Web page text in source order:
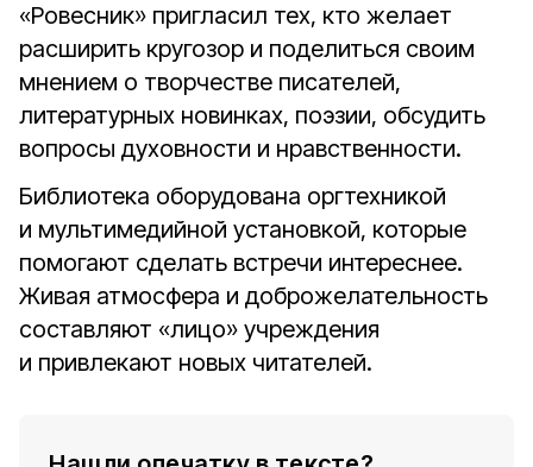
«Ровесник» пригласил тех, кто желает
расширить кругозор и поделиться своим
мнением о творчестве писателей,
литературных новинках, поэзии, обсудить
вопросы духовности и нравственности.
Библиотека оборудована оргтехникой
и мультимедийной установкой, которые
помогают сделать встречи интереснее.
Живая атмосфера и доброжелательность
составляют «лицо» учреждения
и привлекают новых читателей.